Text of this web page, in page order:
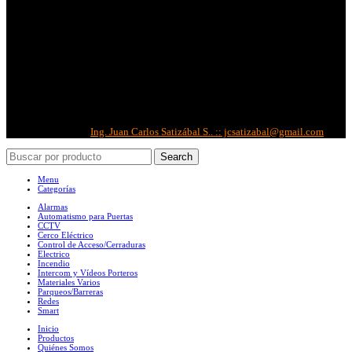
Ing. Juan Carlos Satizábal S.. :: jcsatizabal@gmail.com
Search
Menu
Categorías
Alarmas
Automatismo para Puertas
CCTV
Cerco Eléctrico
Control de Acceso/Cerraduras
Electrico
Incendio
Intercom y Vídeos Porteros
Materiales Varios
Parqueos/Barreras
Redes
Smart
Inicio
Productos
Quiénes Somos